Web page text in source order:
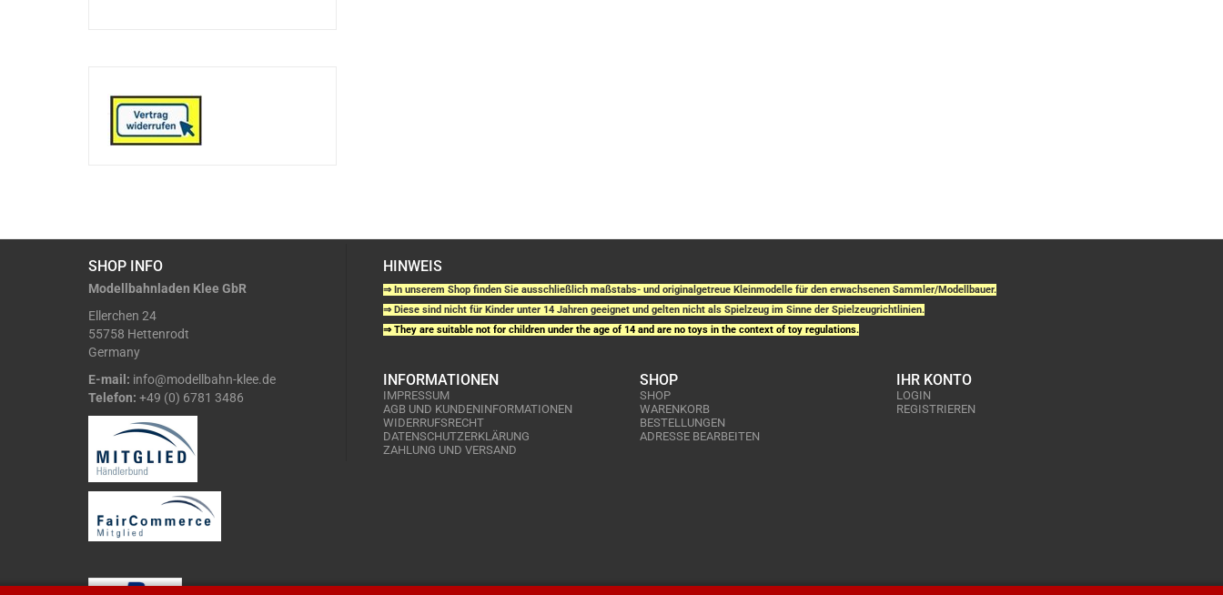
SHOP INFO
Modellbahnladen Klee GbR
Ellerchen 24
55758 Hettenrodt
Germany
E-mail: info@modellbahn-klee.de
Telefon: +49 (0) 6781 3486
HINWEIS
⇒ In unserem Shop finden Sie ausschließlich maßstabs- und originalgetreue Kleinmodelle für den erwachsenen Sammler/Modellbauer.
⇒ Diese sind nicht für Kinder unter 14 Jahren geeignet und gelten nicht als Spielzeug im Sinne der Spielzeugrichtlinien.
⇒ They are suitable not for children under the age of 14 and are no toys in the context of toy regulations.
INFORMATIONEN
IMPRESSUM
AGB UND KUNDENINFORMATIONEN
WIDERRUFSRECHT
DATENSCHUTZERKLÄRUNG
ZAHLUNG UND VERSAND
SHOP
SHOP
WARENKORB
BESTELLUNGEN
ADRESSE BEARBEITEN
IHR KONTO
LOGIN
REGISTRIEREN